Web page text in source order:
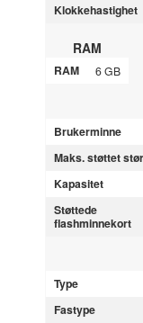
Klokkehastighet
RAM
RAM 6 GB
Brukerminne
Maks. støttet
Kapasitet
Støttede
flashminnekort
Type
Fastype